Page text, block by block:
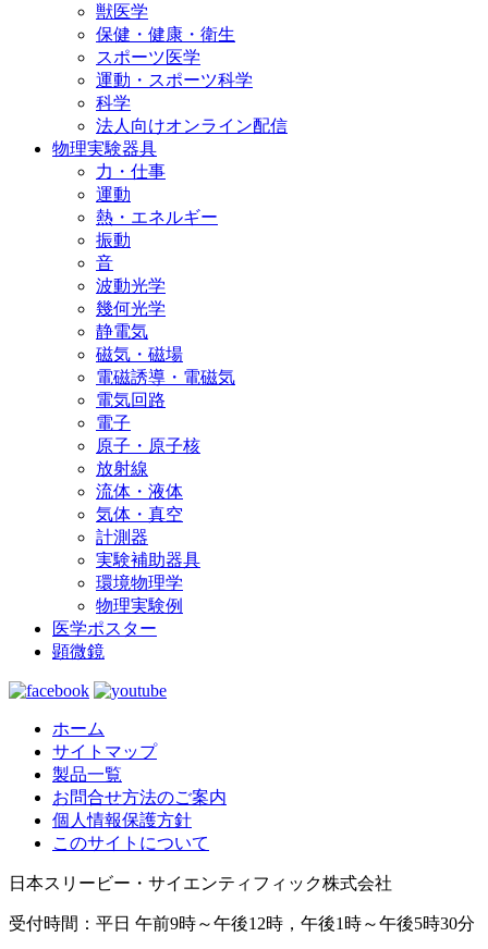
獣医学
保健・健康・衛生
スポーツ医学
運動・スポーツ科学
科学
法人向けオンライン配信
物理実験器具
力・仕事
運動
熱・エネルギー
振動
音
波動光学
幾何光学
静電気
磁気・磁場
電磁誘導・電磁気
電気回路
電子
原子・原子核
放射線
流体・液体
気体・真空
計測器
実験補助器具
環境物理学
物理実験例
医学ポスター
顕微鏡
ホーム
サイトマップ
製品一覧
お問合せ方法のご案内
個人情報保護方針
このサイトについて
日本スリービー・サイエンティフィック株式会社
受付時間：平日 午前9時～午後12時，午後1時～午後5時30分